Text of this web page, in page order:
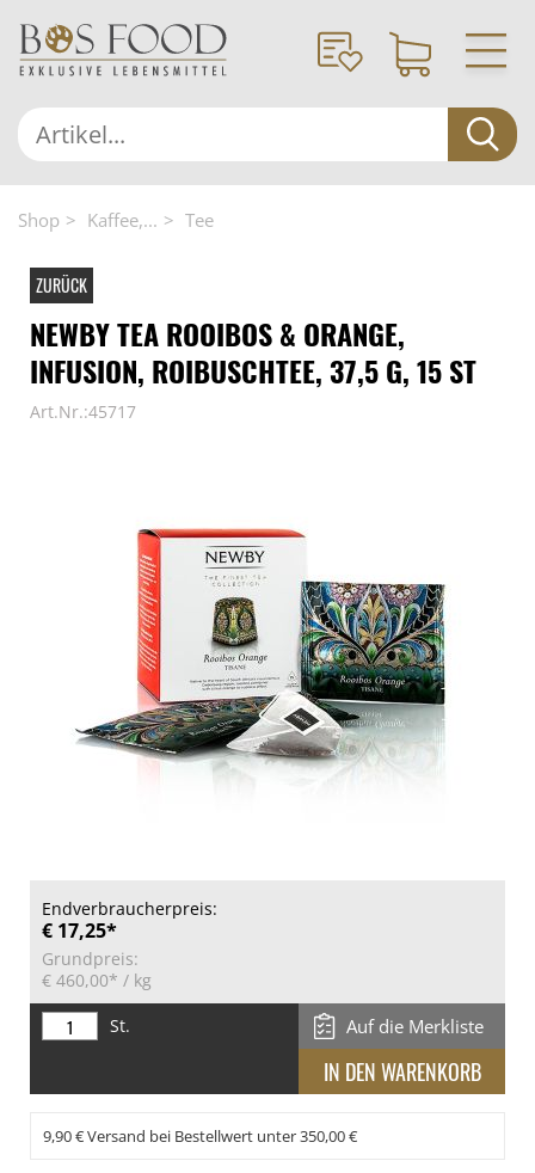
Shop Kaffee,... Tee
ZURÜCK
NEWBY TEA ROOIBOS & ORANGE,
INFUSION, ROIBUSCHTEE, 37,5 G, 15 ST
Art.Nr.:45717
Endverbraucherpreis:
€ 17,25*
Grundpreis:
€ 460,00* / kg
St.
Auf die Merkliste
9,90 € Versand bei Bestellwert unter 350,00 €